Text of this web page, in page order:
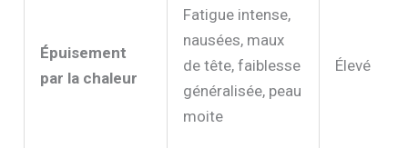
Épuisement
par la chaleur
Fatigue intense,
nausées, maux
de tête, faiblesse
généralisée, peau
moite
Élevé